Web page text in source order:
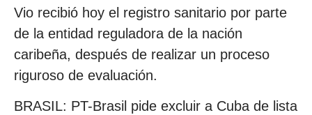
Vio recibió hoy el registro sanitario por parte
de la entidad reguladora de la nación
caribeña, después de realizar un proceso
riguroso de evaluación.
BRASIL: PT-Brasil pide excluir a Cuba de lista